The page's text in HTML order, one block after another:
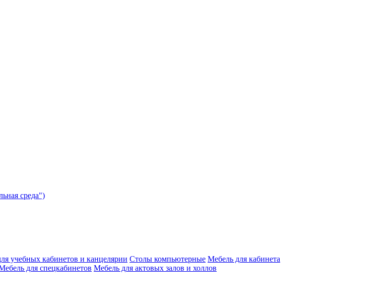
среда")
учебных кабинетов и канцелярии Столы компьютерные Мебель для кабинета
для спецкабинетов Мебель для актовых залов и холлов